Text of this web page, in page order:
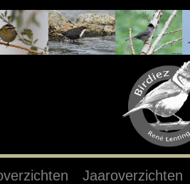
Jaaroverzichten